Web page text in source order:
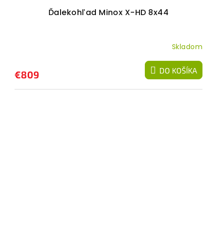
Ďalekohľad Minox X-HD 8x44
Skladom
€809 DO KOŠÍKA